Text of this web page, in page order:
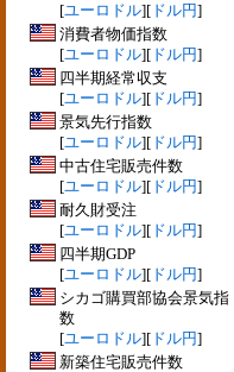
[ユーロドル][ ドル円]
消費者物価指数
[ユーロドル][ ドル円]
四半期経常収支
[ユーロドル][ ドル円]
景気先行指数
[ユーロドル][ ドル円]
中古住宅販売件数
[ユーロドル][ ドル円]
耐久財受注
[ユーロドル][ ドル円]
四半期GDP
[ユーロドル][ ドル円]
シカゴ購買部協会景気指
数
[ユーロドル][ ドル円]
新築住宅販売件数